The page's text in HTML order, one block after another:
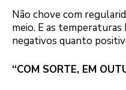
Não chove com
meio. E as
negativos quanto
“COM SORTE, EM